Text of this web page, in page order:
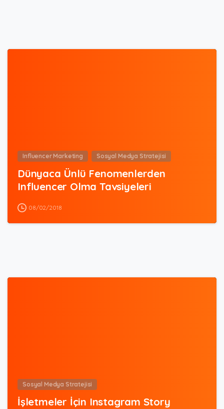
Influencer Marketing Sosyal Medya Stratejisi
Dünyaca Ünlü Fenomenlerden
Influencer Olma Tavsiyeleri
08/02/2018
Sosyal Medya Stratejisi
İşletmeler İçin Instagram Story